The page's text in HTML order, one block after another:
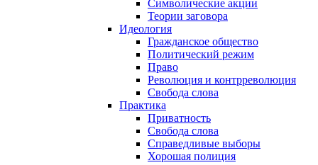
Символические акции
Теории заговора
Идеология
Гражданское общество
Политический режим
Право
Революция и контрреволюция
Свобода слова
Практика
Приватность
Свобода слова
Справедливые выборы
Хорошая полиция